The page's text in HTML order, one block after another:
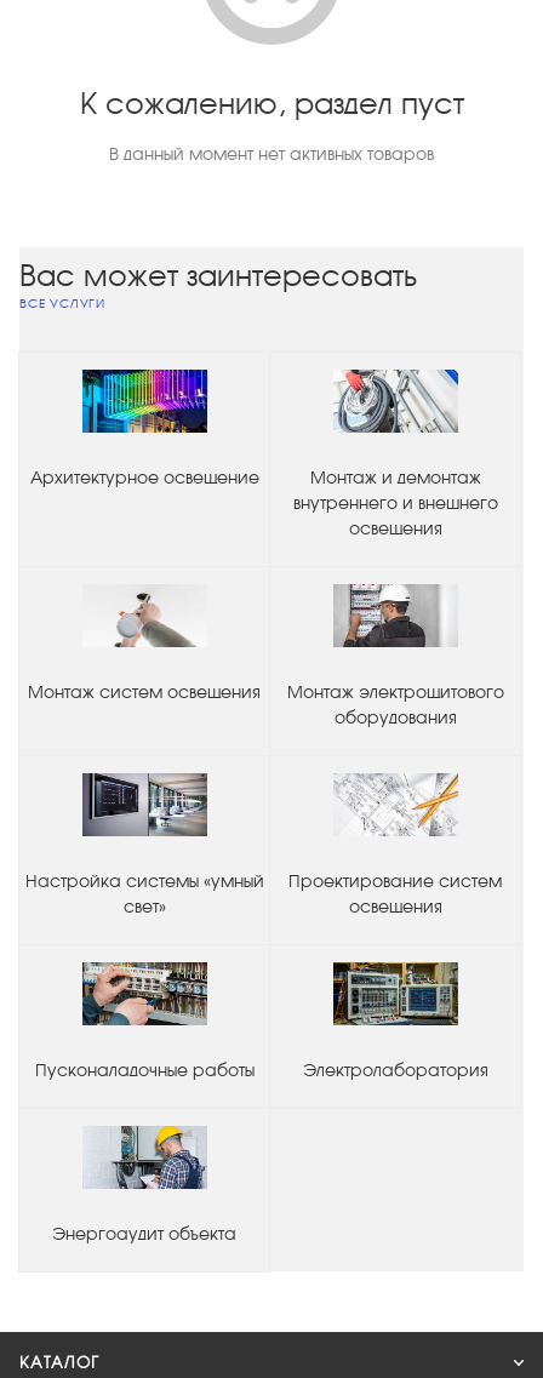
К сожалению, раздел пуст
В данный момент нет активных товаров
Вас может заинтересовать
ВСЕ УСЛУГИ
Архитектурное освещение
Монтаж и демонтаж
внутреннего и внешнего
освещения
Монтаж систем освещения
Монтаж электрощитового
оборудования
Настройка системы «умный
свет»
Проектирование систем
освещения
Пусконаладочные работы Электролаборатория
Энергоаудит объекта
КАТАЛОГ